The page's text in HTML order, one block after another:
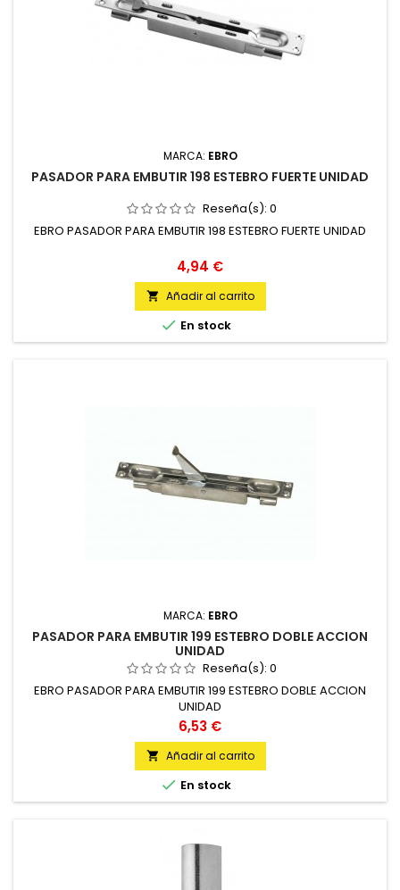
MARCA: EBRO
PASADOR PARA EMBUTIR 198 ESTEBRO FUERTE UNIDAD
Reseña(s): 0
EBRO PASADOR PARA EMBUTIR 198 ESTEBRO FUERTE UNIDAD
Precio
4,94 €
 Añadir al carrito
 En stock
MARCA: EBRO
PASADOR PARA EMBUTIR 199 ESTEBRO DOBLE ACCION
UNIDAD
Reseña(s): 0
EBRO PASADOR PARA EMBUTIR 199 ESTEBRO DOBLE ACCION
UNIDAD
Precio
6,53 €
 Añadir al carrito
 En stock